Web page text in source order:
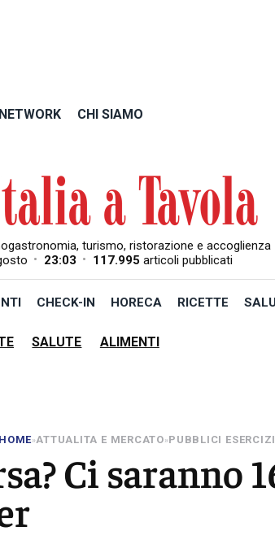
NETWORK CHI SIAMO
turismo, ristorazione e accoglienza
• 23:03 • 117.995 articoli pubblicati
CHECK-IN HORECA RICETTE
SALUTE ALIMENTI
HOME»ATTUALITA E MERCATO»PUBBLICI
Ci saranno